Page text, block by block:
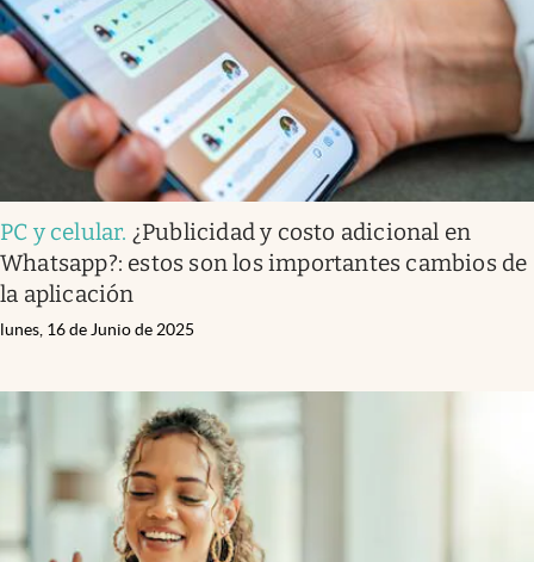
PC y celular. ¿Publicidad y costo adicional en
Whatsapp?: estos son los importantes cambios de
la aplicación
lunes, 16 de Junio de 2025